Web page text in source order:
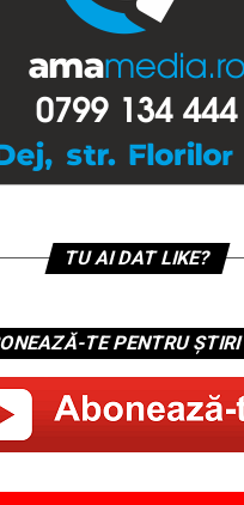
TU AI DAT LIKE?
TE PENTRU ȘTIRI